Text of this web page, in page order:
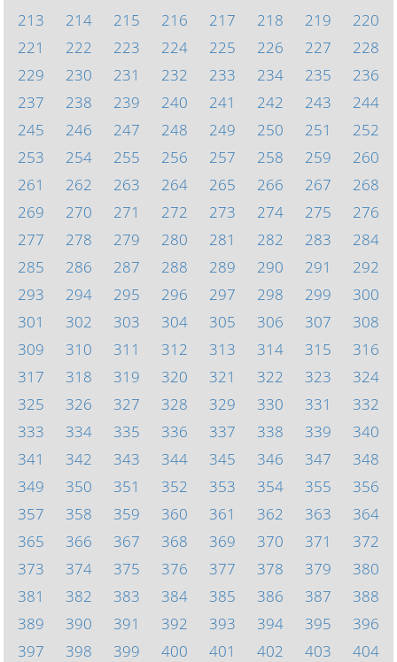
213
214 215 216 217 218 219
220
221
222 223 224 225 226 227
228
229
230 231 232 233 234 235
236
237
238 239 240 241 242 243
244
245
246 247 248 249 250 251
252
253
254 255 256 257 258 259
260
261
262 263 264 265 266 267
268
269
270 271 272 273 274 275
276
277
278 279 280 281 282 283
284
285
286 287 288 289 290 291
292
293
294 295 296 297 298 299
300
301
302 303 304 305 306 307
308
309
310 311 312 313 314 315
316
317
318 319 320 321 322 323
324
325
326 327 328 329 330 331
332
333
334 335 336 337 338 339
340
341
342 343 344 345 346 347
348
349
350 351 352 353 354 355
356
357
358 359 360 361 362 363
364
365
366 367 368 369 370 371
372
373
374 375 376 377 378 379
380
381
382 383 384 385 386 387
388
389
390 391 392 393 394 395
396
397
398 399 400 401 402 403
404